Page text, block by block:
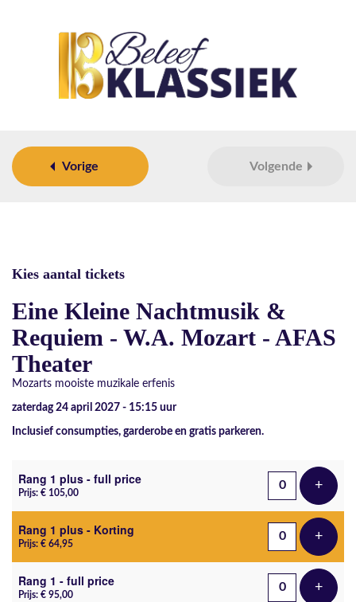
Vorige Volgende
Kies aantal tickets
Eine Kleine Nachtmusik &
Requiem - W.A. Mozart - AFAS
Theater
Mozarts mooiste muzikale erfenis
zaterdag 24 april 2027 - 15:15 uur
Inclusief consumpties, garderobe en gratis parkeren.
Rang 1 plus - full price
Prijs: € 105,00 +Voeg
Rang 1 plus - Korting
Prijs: € 64,95 +Voeg
Rang 1 - full price
Prijs: € 95,00 +Voeg